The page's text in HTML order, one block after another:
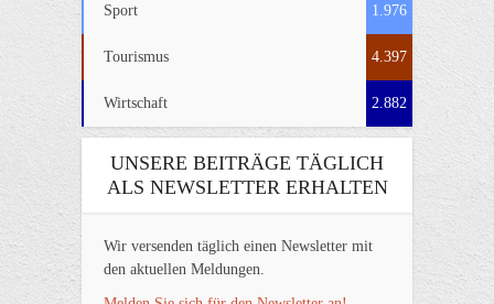
Sport 1.976
Tourismus 4.397
Wirtschaft 2.882
UNSERE BEITRÄGE TÄGLICH
ALS NEWSLETTER ERHALTEN
Wir versenden täglich einen Newsletter mit
den aktuellen Meldungen.